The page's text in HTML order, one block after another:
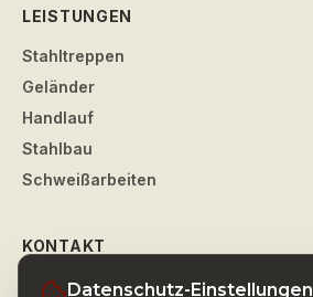
LEISTUNGEN
Stahltreppen
Geländer
Handlauf
Stahlbau
Schweißarbeiten
KONTAKT
Wupperstahl–Tobias Maczewski
Datenschutz-Einstellungen